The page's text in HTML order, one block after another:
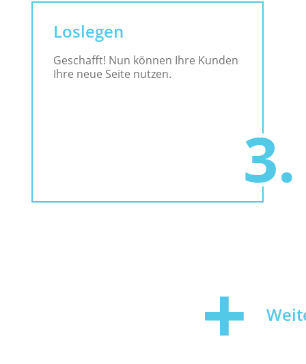
Loslegen
Geschafft! Nun können Ihre Kunden
Ihre neue Seite nutzen.